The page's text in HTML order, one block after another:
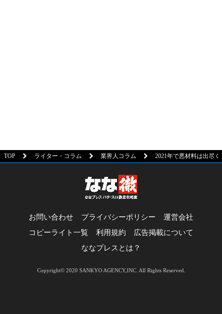
TOP ライター・コラム 業界人コラム 2021年で悪材料は出尽
お問い合わせ プライバシーポリシー
運営会社
コピーライト一覧
利用規約
広告掲載について
ななプレスとは？
Copyright© 2020 SANKYO AGENCY,INC. All Rights Reserved.